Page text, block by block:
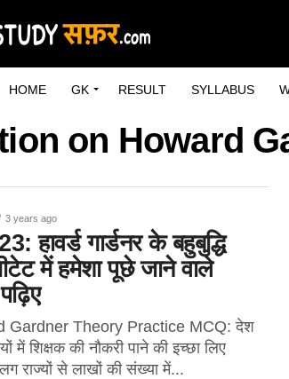
HOME GK RESULT SYLLABUS
on Howard
3 years ago
हावर्ड गार्डनर के बहुबुद्धि
में हमेशा पूछे जाने वाले
Gardner Theory Practice MCQ: देश
में शिक्षक की नौकरी पाने की इच्छा लिए
राज्यों से लाखों की संख्या में...